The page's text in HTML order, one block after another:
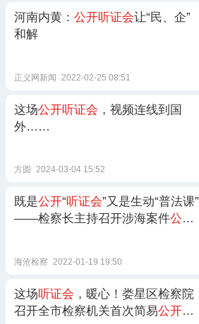
河南内黄： 公开听证会让“民、企”
和解
正义网新闻 2022-02-25 08:51
这场公开听证会 ，视频连线到国
外……
方圆 2024-03-04 15:52
既是公开“听证会”又是生动“普法课”
——检察长主持召开涉海案件公开
海沧检察 2022-01-19 19:50
这场听证会 ，暖心！娄星区检察院
召开全市检察机关首次简易公开听